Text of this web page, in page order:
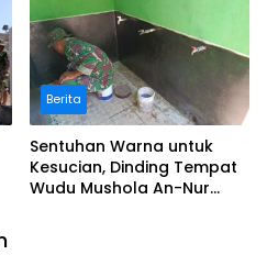
Berita
Sentuhan Warna untuk
Kesucian, Dinding Tempat
Wudu Mushola An-Nur